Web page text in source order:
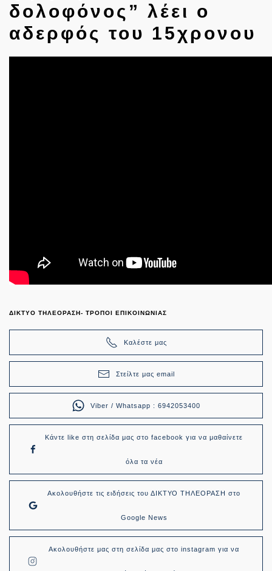
δολοφόνος” λέει ο
αδερφός του 15χρονου
ΔΙΚΤΥΟ ΤΗΛΕΟΡΑΣΗ- ΤΡΟΠΟΙ ΕΠΙΚΟΙΝΩΝΙΑΣ
Καλέστε μας
Στείλτε μας email
Viber / Whatsapp : 6942053400
Κάντε like στη σελίδα μας στο facebook για να μαθαίνετε
όλα τα νέα
Ακολουθήστε τις ειδήσεις του ΔΙΚΤΥΟ ΤΗΛΕΟΡΑΣΗ στο
Google News
Ακολουθήστε μας στη σελίδα μας στο instagram για να